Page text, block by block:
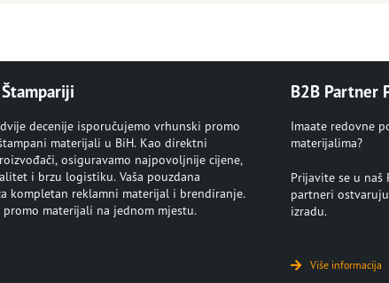
Štampariji
decenije isporučujemo vrhunski promo
materijali u BiH. Kao direktni
osiguravamo najpovoljnije cijene,
i brzu logistiku. Vaša pouzdana
kompletan reklamni materijal i brendiranje.
promo materijali na jednom mjestu.
B2B Partner
Imaate redovne
materijalima?
Prijavite se u naš
partneri
izradu.
Više informacija